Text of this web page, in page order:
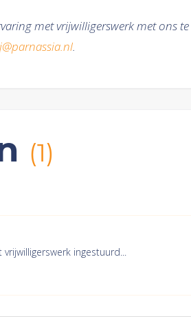
met vrijwilligerswerk met ons
.
(1)
ingestuurd...